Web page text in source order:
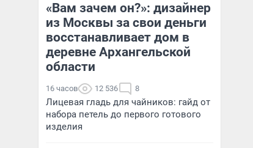
«Вам зачем он?»: дизайнер
из Москвы за свои деньги
восстанавливает дом в
деревне Архангельской
области
16 часов 12 536 8
Лицевая гладь для чайников: гайд от
набора петель до первого готового
изделия